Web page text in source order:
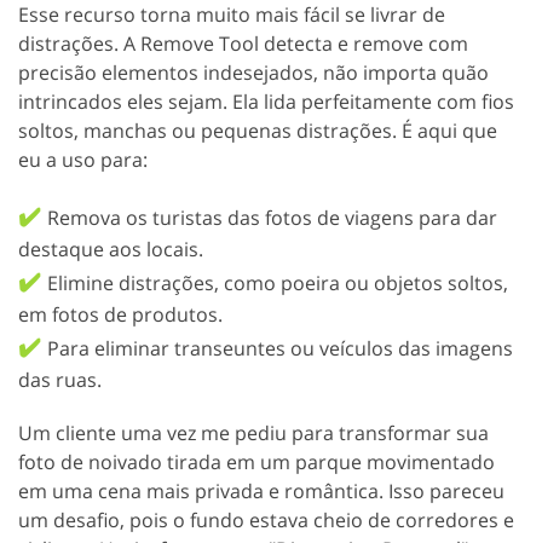
Esse recurso torna muito mais fácil se livrar de
distrações. A Remove Tool detecta e remove com
precisão elementos indesejados, não importa quão
intrincados eles sejam. Ela lida perfeitamente com fios
soltos, manchas ou pequenas distrações. É aqui que
eu a uso para:
✔️ Remova os turistas das fotos de viagens para dar
destaque aos locais.
✔️ Elimine distrações, como poeira ou objetos soltos,
em fotos de produtos.
✔️ Para eliminar transeuntes ou veículos das imagens
das ruas.
Um cliente uma vez me pediu para transformar sua
foto de noivado tirada em um parque movimentado
em uma cena mais privada e romântica. Isso pareceu
um desafio, pois o fundo estava cheio de corredores e